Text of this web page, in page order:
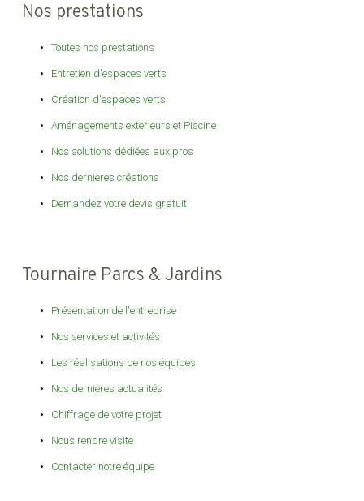
Nos prestations
Toutes nos prestations
Entretien d'espaces verts
Création d'espaces verts
Aménagements exterieurs et Piscine
Nos solutions dédiées aux pros
Nos dernières créations
Demandez votre devis gratuit
Tournaire Parcs & Jardins
Présentation de l'entreprise
Nos services et activités
Les réalisations de nos équipes
Nos dernières actualités
Chiffrage de votre projet
Nous rendre visite
Contacter notre équipe